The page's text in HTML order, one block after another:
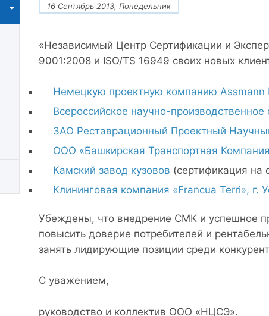
16 Сентябрь 2013, Понедельник
«Независимый Центр Сертификации и
9001:2008 и ISO/TS 16949 своих новых
Немецкую проектную компанию Assmann
Всероссийское научно-
ЗАО Реставрационный Проектный
ООО «Башкирская Транспортная
Камский завод кузовов (сертификация на
Клининговая компания «Francua Terri», г.
Убеждены, что внедрение СМК и успешное
повысить доверие потребителей и
занять лидирующие позиции среди
С уважением,
руководство и коллектив ООО «НЦСЭ».